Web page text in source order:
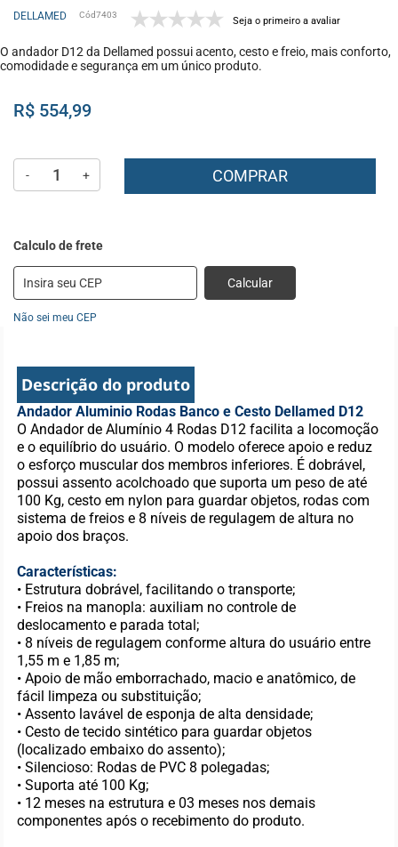
DELLAMED 7403 Seja o primeiro a avaliar
O andador D12 da Dellamed possui acento, cesto e freio, mais conforto,
comodidade e segurança em um único produto.
R$ 554,99
- + COMPRAR
Calcular
Não sei meu CEP
Descrição do produto
Andador Aluminio Rodas Banco e Cesto Dellamed D12
O Andador de Alumínio 4 Rodas D12 facilita a locomoção
e o equilíbrio do usuário. O modelo oferece apoio e reduz
o esforço muscular dos membros inferiores. É dobrável,
possui assento acolchoado que suporta um peso de até
100 Kg, cesto em nylon para guardar objetos, rodas com
sistema de freios e 8 níveis de regulagem de altura no
apoio dos braços.
Características:
• Estrutura dobrável, facilitando o transporte;
• Freios na manopla: auxiliam no controle de
deslocamento e parada total;
• 8 níveis de regulagem conforme altura do usuário entre
1,55 m e 1,85 m;
• Apoio de mão emborrachado, macio e anatômico, de
fácil limpeza ou substituição;
• Assento lavável de esponja de alta densidade;
• Cesto de tecido sintético para guardar objetos
(localizado embaixo do assento);
• Silencioso: Rodas de PVC 8 polegadas;
• Suporta até 100 Kg;
• 12 meses na estrutura e 03 meses nos demais
componentes após o recebimento do produto.